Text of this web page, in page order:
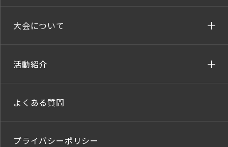
大会について
活動紹介
よくある質問
プライバシーポリシー